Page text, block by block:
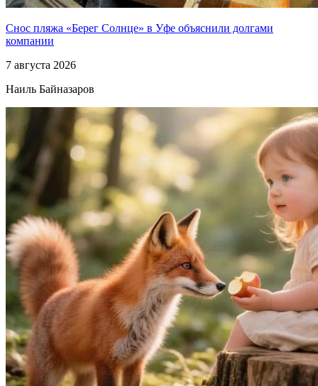
Снос пляжа «Берег Солнце» в Уфе объяснили долгами
компании
7 августа 2026
Наиль Байназаров